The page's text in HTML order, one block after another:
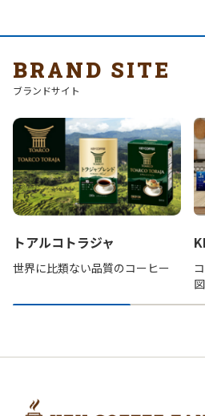
BRAND SITE
ブランドサイト
トアルコトラジャ
世界に比類ない品質のコーヒー
図